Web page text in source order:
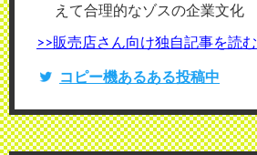
えて合理的なゾスの企業文化
>>販売店さん向け独自記事を読む
コピー機あるある投稿中